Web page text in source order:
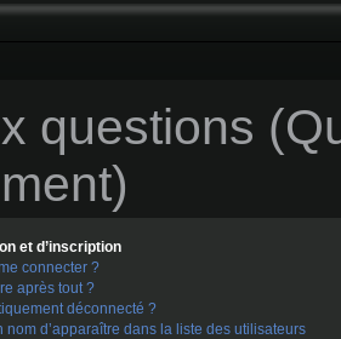
questions
et d’inscription
connecter ?
après tout ?
déconnecté ?
d’apparaître dans la liste des utilisateurs